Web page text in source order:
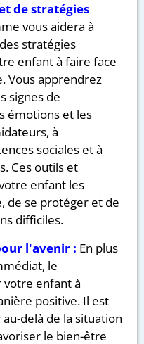
de stratégies
vous aidera à
stratégies
enfant à faire face
Vous apprendrez
signes de
émotions et les
à
sociales et à
Ces outils et
enfant les
de se protéger et de
difficiles.
l'avenir : En plus
le
votre enfant à
positive. Il est
delà de la situation
le bien-être